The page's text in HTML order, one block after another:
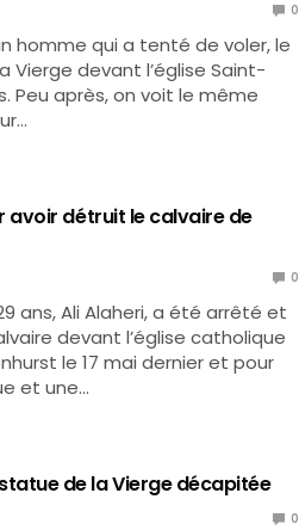
0
homme qui a tenté de voler, le
Vierge devant l’église Saint-
Peu après, on voit le même
avoir détruit le calvaire de
0
ans, Ali Alaheri, a été arrêté et
devant l’église catholique
le 17 mai dernier et pour
et une…
de la Vierge décapitée
0